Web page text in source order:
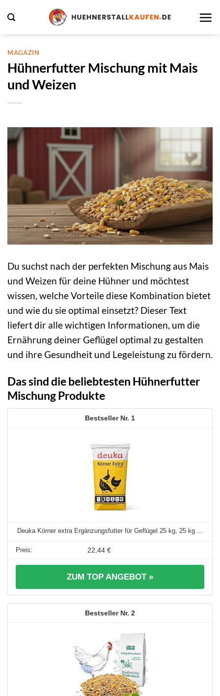
Inhalt
springen
MAGAZIN
Hühnerfutter Mischung mit Mais
und Weizen
Du suchst nach der perfekten Mischung aus Mais
und Weizen für deine Hühner und möchtest
wissen, welche Vorteile diese Kombination bietet
und wie du sie optimal einsetzt? Dieser Text
liefert dir alle wichtigen Informationen, um die
Ernährung deiner Geflügel optimal zu gestalten
und ihre Gesundheit und Legeleistung zu fördern.
Das sind die beliebtesten Hühnerfutter
Mischung Produkte
1
Deuka Körner extra Ergänzungsfutter für Geflügel 25 kg, 25 kg ...
22,44 €
ZUM TOP ANGEBOT »
2